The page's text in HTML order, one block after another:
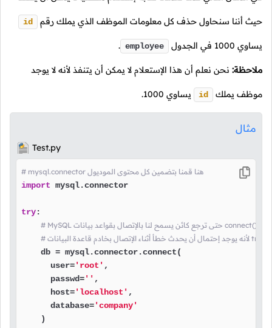
حيث أننا سنحاول حذف كل معلومات الموظف الذي يملك رقم id
يساوي 1000 في الجدول employee
.
ملاحظة: نحن نعلم أن هذا الإستعلام لا يمكن أن يتنفذ لأنه لا يوجد
موظف يملك id يساوي 1000
.
مثال
Test.py
# mysql.connector هنا قمنا بتضمين كل محتوى الموديول
import mysql.connector
try:
    db = mysql.connector.connect(
      user=
'root' ,
      passwd=
'' ,
      host=
'localhost' ,
      database=
'company'